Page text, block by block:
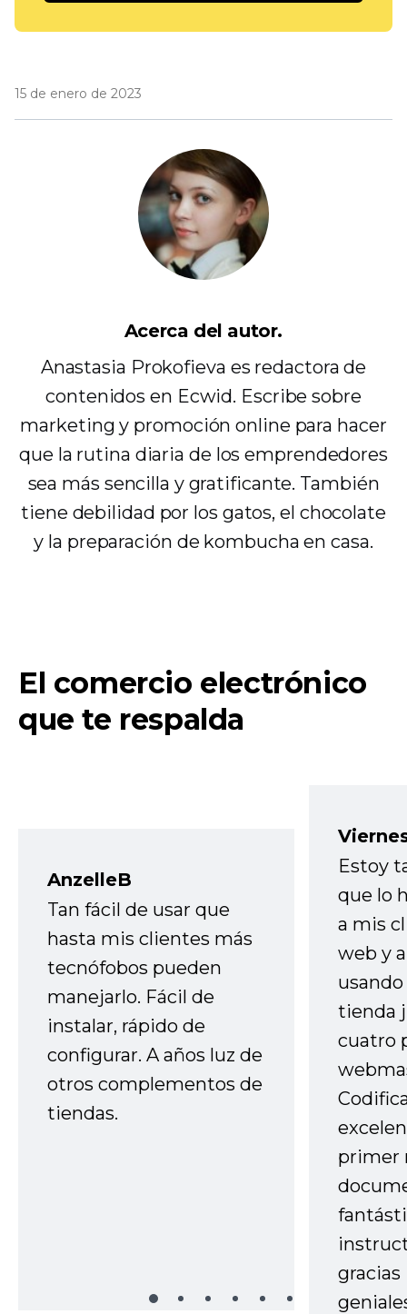
15 de enero de 2023
Acerca del autor.
Anastasia Prokofieva es redactora de
contenidos en Ecwid. Escribe sobre
marketing y promoción online para hacer
que la rutina diaria de los emprendedores
sea más sencilla y gratificante. También
tiene debilidad por los gatos, el chocolate
y la preparación de kombucha en casa.
El comercio electrónico
que te respalda
AnzelleB
Tan fácil de usar que
hasta mis clientes más
tecnófobos pueden
manejarlo. Fácil de
instalar, rápido de
configurar. A años luz de
otros complementos de
tiendas.
Estoy
que lo
a mis
web y
tienda
cuatro
primer
gracias